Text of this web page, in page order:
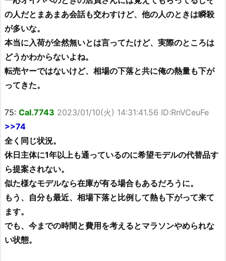
の人だとまあまあ会話も交わすけど、他の人のときは瞬殺
が多いな。
本当に入荷が全然無いとは言ってたけど、実際のところは
どうかわからないよね。
転売ヤーではないけど、相場の下落と共に俺の熱量も下が
ってきた。
75: Cal.7743 2023/01/10(火) 14:31:41.56 ID:RnVCeuFe
>>74
全く同じ状況。
休日主体に1年以上も通っているのに希望モデルの代替品す
ら提案されない。
似た様なモデルなら在庫が有る場合もあるだろうに。
もう、自分も最近、相場下落と比例して熱も下がって来て
ます。
でも、今までの時間と費用を考えるとマラソンやめられな
い状態。